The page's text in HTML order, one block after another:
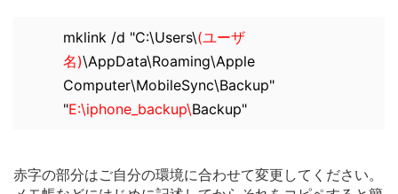
mklink /d "C:\Users\(ユーザ
名)\AppData\Roaming\Apple
Computer\MobileSync\Backup"
"E:\iphone_backup\Backup"
赤字の部分はご自分の環境に合わせて変更してください。